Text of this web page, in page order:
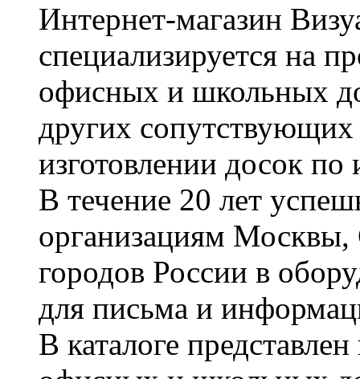
Интернет-магазин
специализируется на
офисных и школьных
других сопутствующих
изготовлении досок по
В течение 20 лет
организациям Москвы,
городов России в
для письма и
В каталоге